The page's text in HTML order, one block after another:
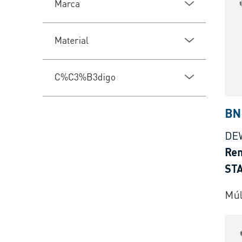
Marca
Material
C%C3%B3digo